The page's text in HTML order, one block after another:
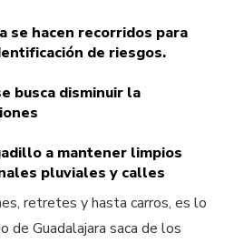
se hacen recorridos para
de riesgos.
busca disminuir la
a mantener limpios
pluviales y calles
retretes y hasta carros, es lo
de Guadalajara saca de los